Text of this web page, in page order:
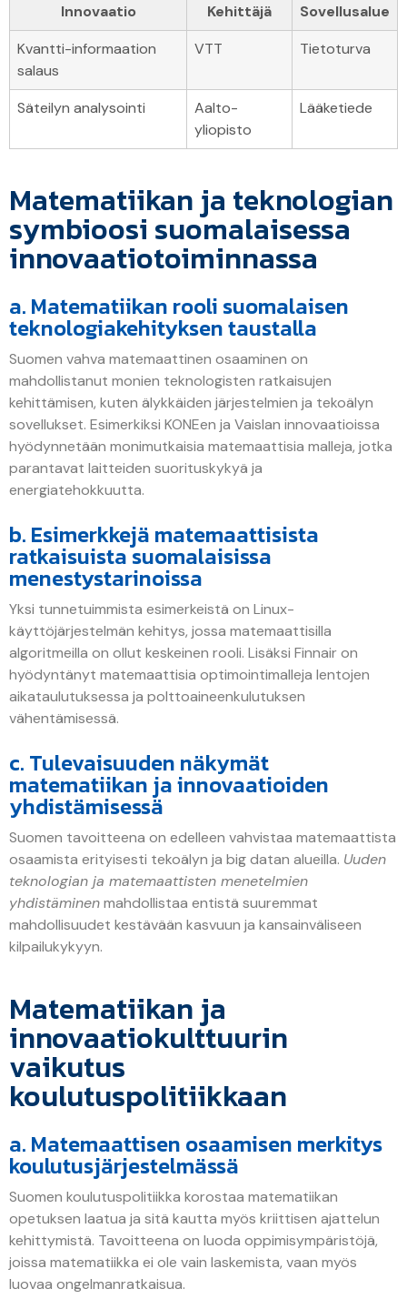
Innovaatio Kehittäjä
Sovellusalue
Kvantti-informaation
salaus
VTT Tietoturva
Säteilyn analysointi
Aalto-
yliopisto
Lääketiede
Matematiikan ja teknologian
symbioosi suomalaisessa
innovaatiotoiminnassa
a. Matematiikan rooli suomalaisen
teknologiakehityksen taustalla
Suomen vahva matemaattinen osaaminen on
mahdollistanut monien teknologisten ratkaisujen
kehittämisen, kuten älykkäiden järjestelmien ja tekoälyn
sovellukset. Esimerkiksi KONEen ja Vaislan innovaatioissa
hyödynnetään monimutkaisia matemaattisia malleja, jotka
parantavat laitteiden suorituskykyä ja
energiatehokkuutta.
b. Esimerkkejä matemaattisista
ratkaisuista suomalaisissa
menestystarinoissa
Yksi tunnetuimmista esimerkeistä on Linux-
käyttöjärjestelmän kehitys, jossa matemaattisilla
algoritmeilla on ollut keskeinen rooli. Lisäksi Finnair on
hyödyntänyt matemaattisia optimointimalleja lentojen
aikataulutuksessa ja polttoaineenkulutuksen
vähentämisessä.
c. Tulevaisuuden näkymät
matematiikan ja innovaatioiden
yhdistämisessä
Suomen tavoitteena on edelleen vahvistaa matemaattista
osaamista erityisesti tekoälyn ja big datan alueilla. Uuden
teknologian ja matemaattisten menetelmien
yhdistäminenmahdollistaa entistä suuremmat
mahdollisuudet kestävään kasvuun ja kansainväliseen
kilpailukykyyn.
Matematiikan ja
innovaatiokulttuurin
vaikutus
koulutuspolitiikkaan
a. Matemaattisen osaamisen merkitys
koulutusjärjestelmässä
Suomen koulutuspolitiikka korostaa matematiikan
opetuksen laatua ja sitä kautta myös kriittisen ajattelun
kehittymistä. Tavoitteena on luoda oppimisympäristöjä,
joissa matematiikka ei ole vain laskemista, vaan myös
luovaa ongelmanratkaisua.